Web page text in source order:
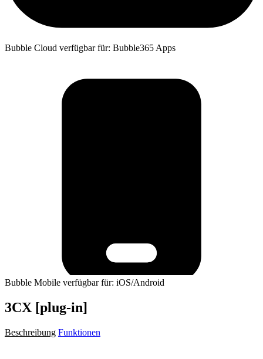
Bubble Cloud verfügbar für: Bubble365 Apps
Bubble Mobile verfügbar für: iOS/Android
3CX [plug-in]
Beschreibung Funktionen